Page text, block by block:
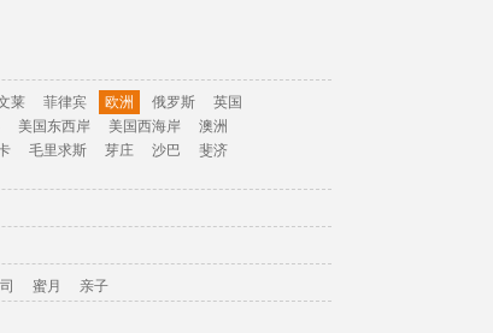
莱 菲律宾 欧洲 俄罗斯
英国
美国东西岸 美国西海岸
澳洲
毛里求斯 芽庄 沙巴
斐济
蜜月 亲子